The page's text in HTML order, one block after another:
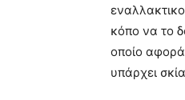
κόπο να το
οποίο
υπάρχει